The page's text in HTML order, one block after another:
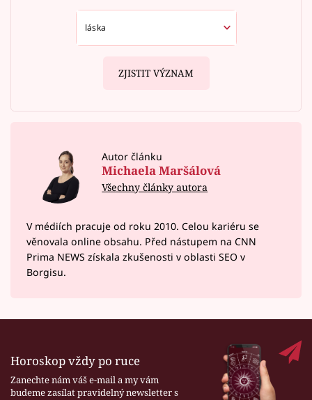
ZJISTIT VÝZNAM
Autor článku
Michaela Maršálová
Všechny články autora
V médiích pracuje od roku 2010. Celou kariéru se
věnovala online obsahu. Před nástupem na CNN
Prima NEWS získala zkušenosti v oblasti SEO v
Borgisu.
Horoskop vždy po ruce
Zanechte nám váš e-mail a my vám
budeme zasílat pravidelný newsletter s